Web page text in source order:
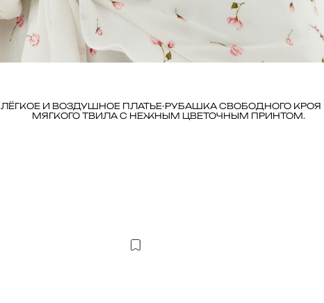
ЛЁГКОЕ И ВОЗДУШНОЕ ПЛАТЬЕ-РУБАШКА СВОБОДНОГО КРОЯ
МЯГКОГО ТВИЛА С НЕЖНЫМ ЦВЕТОЧНЫМ ПРИНТОМ.